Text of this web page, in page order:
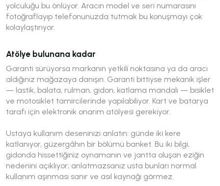
yolculuğu bu önlüyor. Aracın model ve seri numarasını
fotoğraflayıp telefonunuzda tutmak bu konuşmayı çok
kolaylaştırıyor.
Atölye bulunana kadar
Garanti sürüyorsa markanın yetkili noktasına ya da aracı
aldığınız mağazaya danışın. Garanti bittiyse mekanik işler
— lastik, balata, rulman, gidon, katlama mandalı — bisiklet
ve motosiklet tamircilerinde yapılabiliyor. Kart ve batarya
tarafı için elektronik onarım atölyesi gerekiyor.
Ustaya kullanım deseninizi anlatın: günde iki kere
katlanıyor, güzergâhın bir bölümü banket. Bu iki bilgi,
gidonda hissettiğiniz oynamanın ve jantta oluşan eziğin
nedenini açıklıyor; anlatmazsanız usta bunları normal
kullanım aşınması sanır ve asıl kaynağı görmez.